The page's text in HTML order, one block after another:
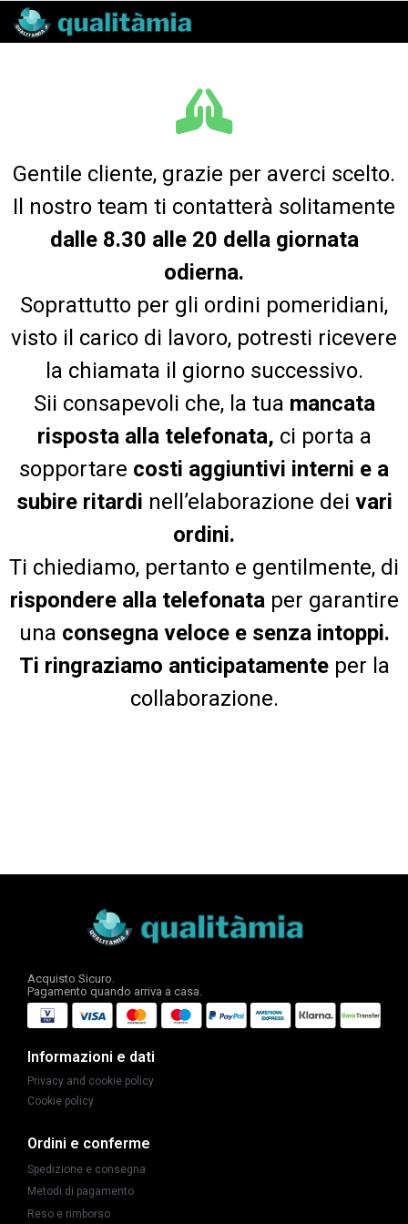
Gentile cliente, grazie per averci scelto.
Il nostro team ti contatterà solitamente
dalle 8.30 alle 20 della giornata
odierna.
Soprattutto per gli ordini pomeridiani,
visto il carico di lavoro, potresti ricevere
la chiamata il giorno successivo.
Sii consapevoli che, la tua mancata
risposta alla telefonata, ci porta a
sopportare costi aggiuntivi interni e a
subire ritardi nell’elaborazione dei vari
ordini.
Ti chiediamo, pertanto e gentilmente, di
rispondere alla telefonataper garantire
una consegna veloce e senza intoppi.
Ti ringraziamo anticipatamenteper la
collaborazione.
Acquisto Sicuro.
Pagamento quando arriva a casa.
Informazioni e dati
Privacy and cookie policy
Cookie policy
Ordini e conferme
Spedizione e consegna
Metodi di pagamento
Reso e rimborso